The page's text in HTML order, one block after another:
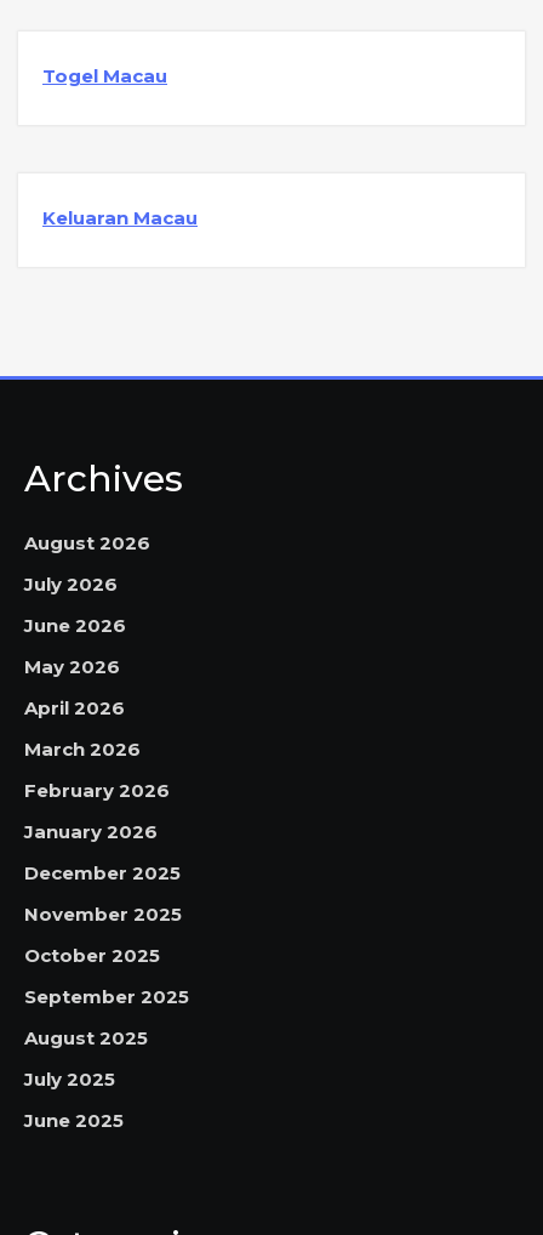
Togel Macau
Keluaran Macau
Archives
August 2026
July 2026
June 2026
May 2026
April 2026
March 2026
February 2026
January 2026
December 2025
November 2025
October 2025
September 2025
August 2025
July 2025
June 2025